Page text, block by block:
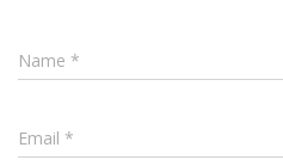
Name *
Email *